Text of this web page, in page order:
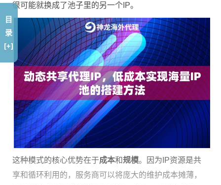
很可能就换成了池子里的另一个IP。
这种模式的核心优势在于成本和规模。因为IP资源是共
享和循环利用的，服务商可以将庞大的维护成本摊薄，
目
录
[+]